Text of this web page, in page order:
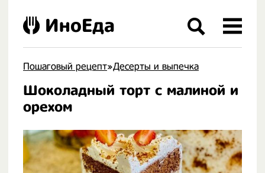
Пошаговый рецепт»Десерты и выпечка
Шоколадный торт с малиной и
орехом
ИноЕда